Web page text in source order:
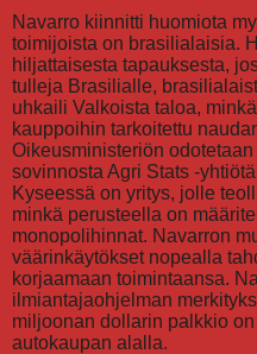
Navarro kiinnitti huomiota
toimijoista on brasilialaisia.
hiljattaisesta tapauksesta,
tulleja Brasilialle,
uhkaili Valkoista taloa,
kauppoihin tarkoitettu
Oikeusministeriön
sovinnosta Agri Stats -
Kyseessä on yritys, jolle
minkä perusteella on
monopolihinnat. Navarron
väärinkäytökset nopealla
korjaamaan toimintaansa.
ilmiantajaohjelman
miljoonan dollarin palkkio
autokaupan alalla.